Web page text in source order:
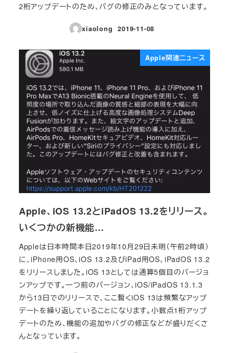
2桁アップデートのため、バグの修正のみとなっています。
xiaolong
投稿日
2019-11-08
Apple関連ニュース
Apple、iOS 13.2とiPadOS 13.2をリリース。
いくつかの新機能…
Appleは日本時間本日2019年10月29日未明（午前2時頃）
に、iPhone用OS、iOS 13.2及びiPad用OS、iPadOS 13.2
をリリースしました。iOS 13としては通算5個目のバージョ
ンアップです。一つ前のバージョン、iOS/iPadOS 13.1.3
から13日でのリリースで、ここ暫くiOS 13は頻繁なアップ
デートを繰り返していることになります。小数点1桁アップ
デートのため、機能の追加やバグの修正などが盛りだくさ
んとなっています。